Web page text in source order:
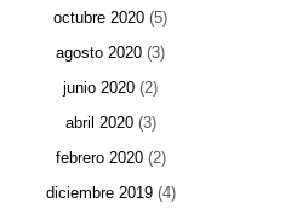
octubre 2020 (5)
agosto 2020 (3)
junio 2020 (2)
abril 2020(3)
febrero 2020(2)
diciembre 2019(4)